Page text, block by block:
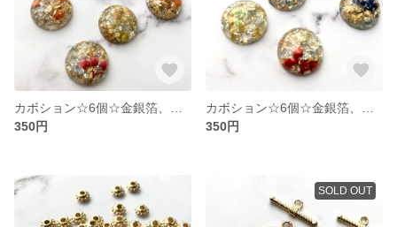
350円
350円
SOLD OUT